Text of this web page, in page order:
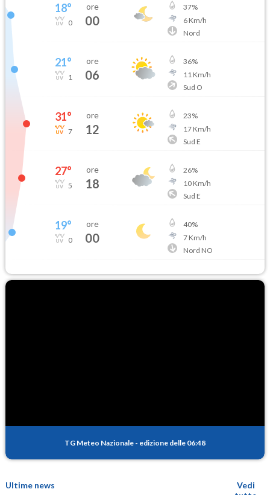
18°
0
ore
00
37%
6Km/h
Nord
21°
1
ore
06
36%
11 Km/h
Sud O
31°
7
ore
12
23%
17Km/h
Sud E
27°
5
ore
18
26%
10Km/h
Sud E
19°
0
ore
00
40%
7Km/h
Nord NO
TG Meteo Nazionale - edizione delle 06:48
Ultime news
Vedi